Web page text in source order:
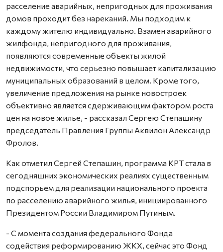
расселение аварийных, непригодных для проживания
домов проходит без нареканий. Мы подходим к
каждому жителю индивидуально. Взамен аварийного
жилфонда, непригодного для проживания,
появляются современные объекты жилой
недвижимости, что серьезно повышает капитализацию
муниципальных образований в целом. Кроме того,
увеличение предложения на рынке новостроек
объективно является сдерживающим фактором роста
цен на новое жилье, - рассказал Сергею Степашину
председатель Правления Группы Аквилон Александр
Фролов.
Как отметил Сергей Степашин, программа КРТ стала в
сегодняшних экономических реалиях существенным
подспорьем для реализации национального проекта
по расселению аварийного жилья, инициированного
Президентом России Владимиром Путиным.
- С момента создания федерального Фонда
содействия реформированию ЖКХ, сейчас это Фонд